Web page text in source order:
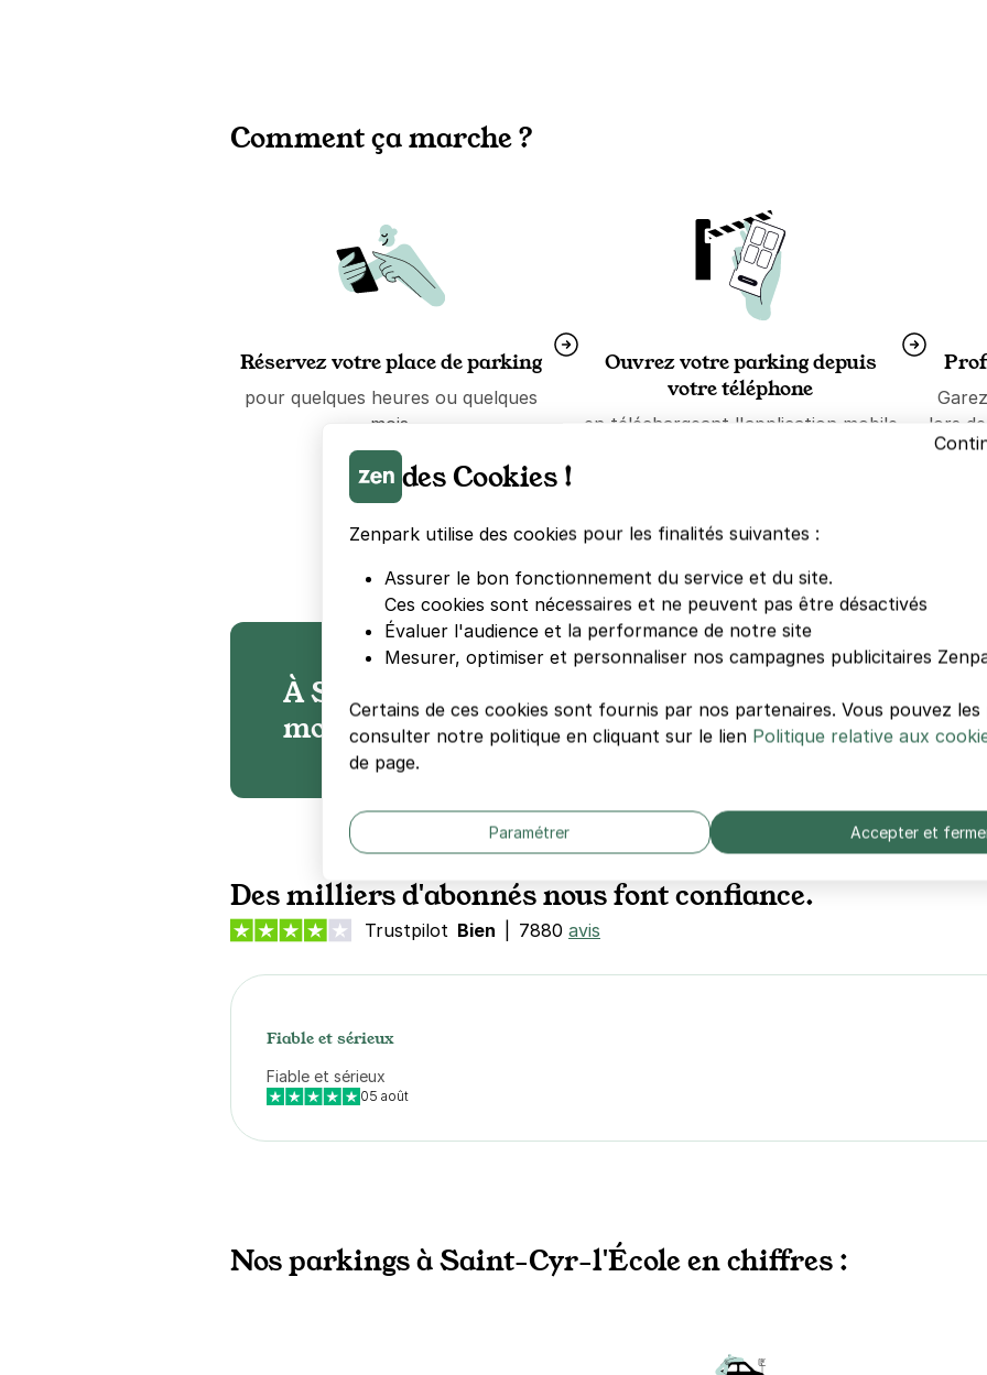
Comment ça marche ?
Réservez votre place de parking
pour quelques heures ou quelques
mois.
Ouvrez votre parking depuis
votre téléphone
en téléchargeant l'application mobile
lors
À Saint-Cyr-l'École, nos parkings sont en
moyenne 60% moins cher que la voirie
Des milliers d'abonnés nous font confiance.
Trustpilot Bien 7880 avis
Fiable et sérieux
Fiable et sérieux
05 août
Nos parkings à Saint-Cyr-l'École en chiffres :
des Cookies !
Zenpark utilise des cookies pour les finalités suivantes :
Assurer le bon fonctionnement du service et du site.
Ces cookies sont nécessaires et ne peuvent pas être désactivés
Évaluer l'audience et la performance de notre site
Mesurer, optimiser et personnaliser nos campagnes publicitaires
Certains de ces cookies sont fournis par nos partenaires. Vous pouvez
consulter notre politique en cliquant sur le lien Politique relative aux
de page.
Paramétrer Accepter et